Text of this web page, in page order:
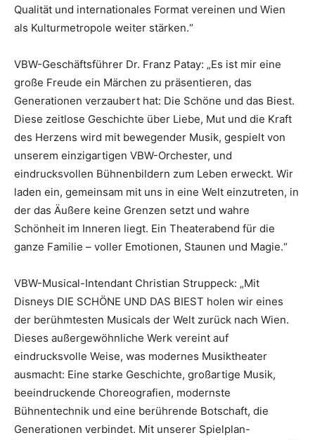
Qualität und internationales Format vereinen und Wien
als Kulturmetropole weiter stärken.“
VBW-Geschäftsführer Dr. Franz Patay: „Es ist mir eine
große Freude ein Märchen zu präsentieren, das
Generationen verzaubert hat: Die Schöne und das Biest.
Diese zeitlose Geschichte über Liebe, Mut und die Kraft
des Herzens wird mit bewegender Musik, gespielt von
unserem einzigartigen VBW-Orchester, und
eindrucksvollen Bühnenbildern zum Leben erweckt. Wir
laden ein, gemeinsam mit uns in eine Welt einzutreten, in
der das Äußere keine Grenzen setzt und wahre
Schönheit im Inneren liegt. Ein Theaterabend für die
ganze Familie – voller Emotionen, Staunen und Magie.“
VBW-Musical-Intendant Christian Struppeck: „Mit
Disneys DIE SCHÖNE UND DAS BIEST holen wir eines
der berühmtesten Musicals der Welt zurück nach Wien.
Dieses außergewöhnliche Werk vereint auf
eindrucksvolle Weise, was modernes Musiktheater
ausmacht: Eine starke Geschichte, großartige Musik,
beeindruckende Choreografien, modernste
Bühnentechnik und eine berührende Botschaft, die
Generationen verbindet. Mit unserer Spielplan-